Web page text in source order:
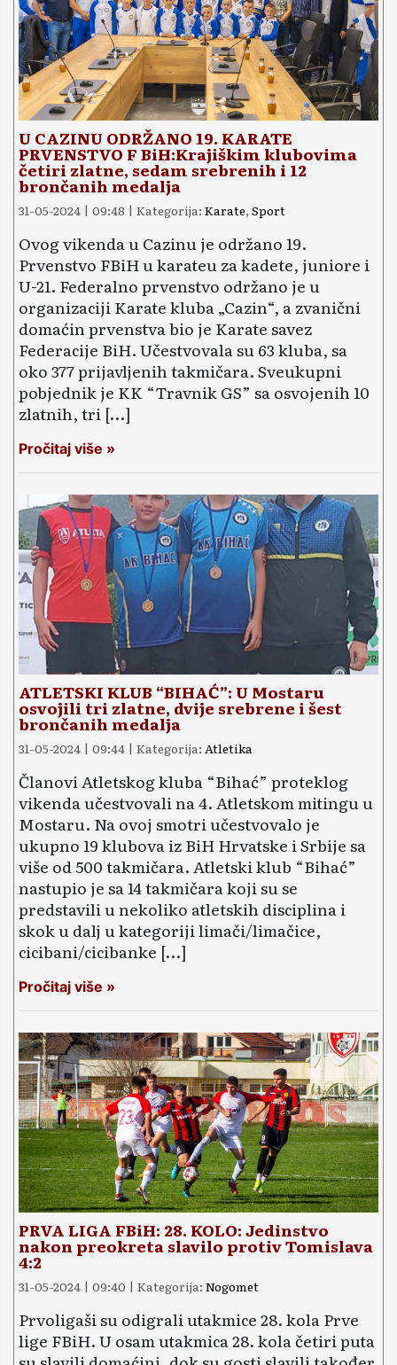
U CAZINU ODRŽANO 19. KARATE
PRVENSTVO F BiH:Krajiškim klubovima
četiri zlatne, sedam srebrenih i 12
brončanih medalja
31-05-2024 | 09:48 | Kategorija: Karate, Sport
Ovog vikenda u Cazinu je održano 19.
Prvenstvo FBiH u karateu za kadete, juniore i
U-21. Federalno prvenstvo održano je u
organizaciji Karate kluba „Cazin“, a zvanični
domaćin prvenstva bio je Karate savez
Federacije BiH. Učestvovala su 63 kluba, sa
oko 377 prijavljenih takmičara. Sveukupni
pobjednik je KK “Travnik GS” sa osvojenih 10
zlatnih, tri […]
Pročitaj više »
ATLETSKI KLUB “BIHAĆ”: U Mostaru
osvojili tri zlatne, dvije srebrene i šest
brončanih medalja
31-05-2024 | 09:44 | Kategorija: Atletika
Članovi Atletskog kluba “Bihać” proteklog
vikenda učestvovali na 4. Atletskom mitingu u
Mostaru. Na ovoj smotri učestvovalo je
ukupno 19 klubova iz BiH Hrvatske i Srbije sa
više od 500 takmičara. Atletski klub “Bihać”
nastupio je sa 14 takmičara koji su se
predstavili u nekoliko atletskih disciplina i
skok u dalj u kategoriji limači/limačice,
cicibani/cicibanke […]
Pročitaj više »
PRVA LIGA FBiH: 28. KOLO: Jedinstvo
nakon preokreta slavilo protiv Tomislava
4:2
31-05-2024 | 09:40 | Kategorija: Nogomet
Prvoligaši su odigrali utakmice 28. kola Prve
lige FBiH. U osam utakmica 28. kola četiri puta